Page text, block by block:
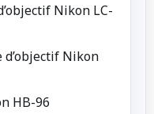
Nikon LC-
Nikon
HB-96